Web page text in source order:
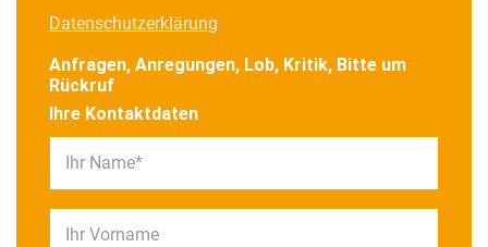
Datenschutzerklärung
Anfragen, Anregungen, Lob, Kritik, Bitte um
Rückruf
Ihre Kontaktdaten
Ihr Name*
Ihr Vorname